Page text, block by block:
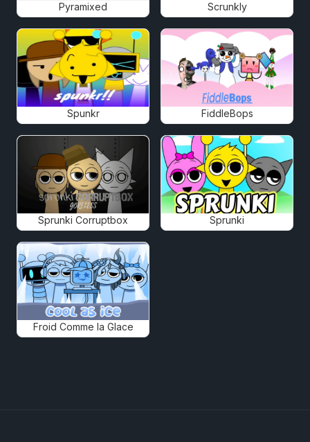
Pyramixed Scrunkly
Spunkr FiddleBops
Sprunki Corruptbox Sprunki
Froid Comme la Glace